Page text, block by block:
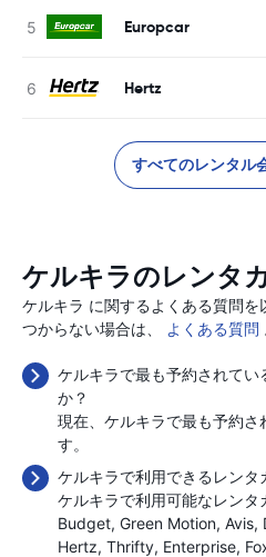
Europcar
Hertz
すべてのレンタル
ケルキラのレンタ
ケルキラ に関するよくある質問
つからない場合は、
よくある質問
ケルキラで最も予約されて
か？
現在、ケルキラで最も予約
す。
ケルキラで利用できるレンタ
ケルキラで利用可能なレンタ
Budget Green Motion Avis
Hertz Thrifty Enterprise